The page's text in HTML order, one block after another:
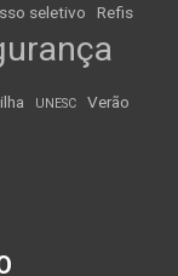
seletivo Refis
UNESC
Verão